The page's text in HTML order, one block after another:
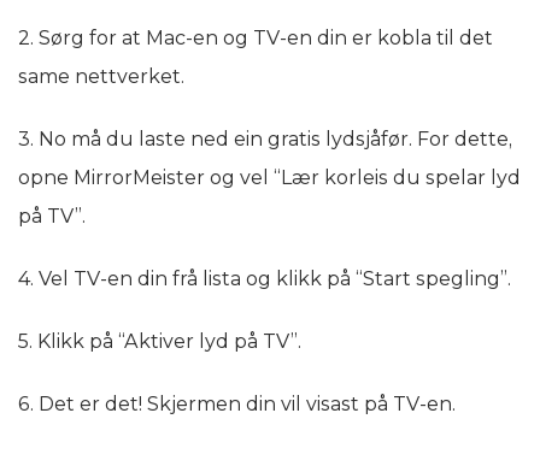
2. Sørg for at Mac-en og TV-en din er kobla til det
same nettverket.
3. No må du laste ned ein gratis lydsjåfør. For dette,
opne MirrorMeister og vel “Lær korleis du spelar lyd
på TV”.
4. Vel TV-en din frå lista og klikk på “Start spegling”.
5. Klikk på “Aktiver lyd på TV”.
6. Det er det! Skjermen din vil visast på TV-en.